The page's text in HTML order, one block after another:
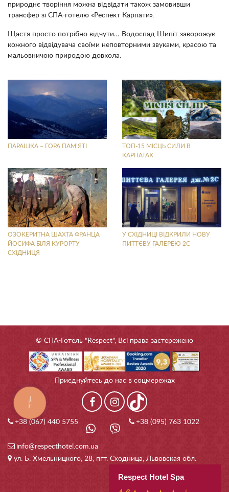
природнє творіння можна відвідати також замовивши
трансфер зі СПА-готелю «Респект Карпати».
Щастя просто потрібно відчути… Водоспад Шипіт заворожує
кожного відвідувача своїми неповторними звуками, красою та
мальовничою природою довкола.
ПАРАШКА – ГОРА ПАМ’ЯТІ
ТОП-15 МІСЦЬ СИЛИ В
КАРПАТАХ
ОЗОКЕРИТНА ШАХТА ФРАНЦА
ЙОСИФА БІЛЯ КУРОРТУ
СХІДНИЦЯ
У СХІДНИЦІ ВІДКРИЛИ НОВУ
ПИТТЄВУ ГАЛЕРЕЮ 2С
© СПА-Готель "Respect", Всі права застережено
Приєднуйтесь до нас в соцмережах
+38 (067) 440 5755 +38 (095) 763 1022
info@respecthotel.com.ua
ул. Б. Хмельницкого, 28, пгт. Сходница, Львовская обл.
Respect Hotel Spa
КНОПКА
ЗВ'ЯЗКУ